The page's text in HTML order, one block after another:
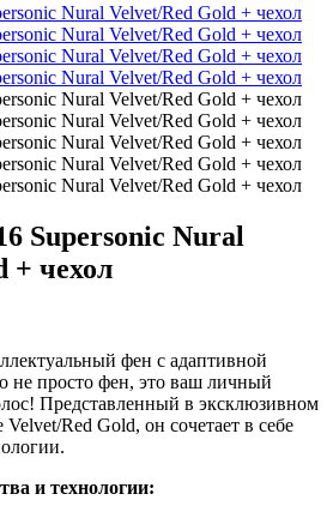
Supersonic Nural
+ чехол
фен с адаптивной
не просто фен, это ваш личный
Представленный в эксклюзивном
Red Gold, он сочетает в себе
и технологии: